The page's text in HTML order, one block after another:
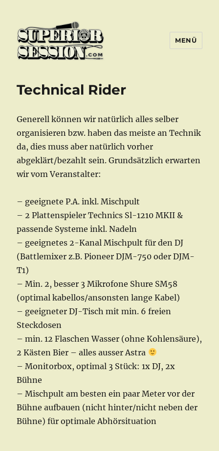
MENÜ
Technical Rider
Generell können wir natürlich alles selber
organisieren bzw. haben das meiste an Technik
da, dies muss aber natürlich vorher
abgeklärt/bezahlt sein. Grundsätzlich erwarten
wir vom Veranstalter:
– geeignete P.A. inkl. Mischpult
– 2 Plattenspieler Technics Sl-1210 MKII &
passende Systeme inkl. Nadeln
– geeignetes 2-Kanal Mischpult für den DJ
(Battlemixer z.B. Pioneer DJM-750 oder DJM-
T1)
– Min. 2, besser 3 Mikrofone Shure SM58
(optimal kabellos/ansonsten lange Kabel)
– geeigneter DJ-Tisch mit min. 6 freien
Steckdosen
– min. 12 Flaschen Wasser (ohne Kohlensäure),
2 Kästen Bier – alles ausser Astra
– Monitorbox, optimal 3 Stück: 1x DJ, 2x
Bühne
– Mischpult am besten ein paar Meter vor der
Bühne aufbauen (nicht hinter/nicht neben der
Bühne) für optimale Abhörsituation